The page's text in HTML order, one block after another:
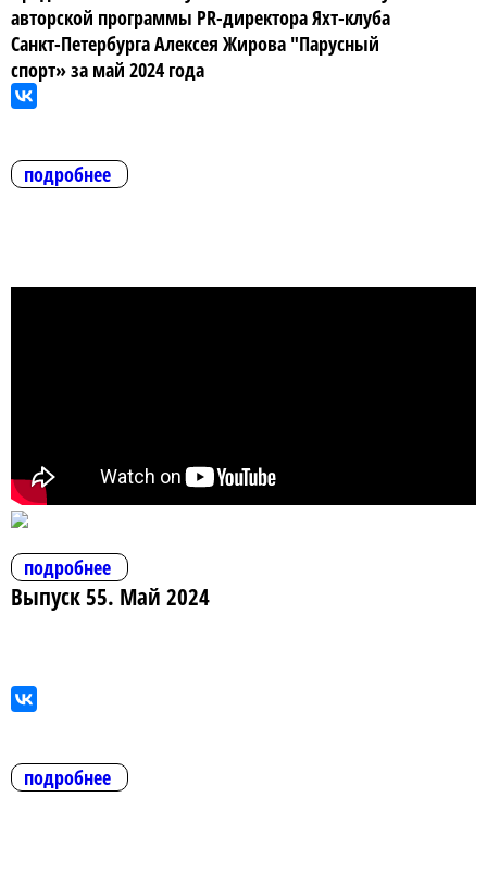
авторской программы PR-директора Яхт-клуба
Санкт-Петербурга Алексея Жирова "Парусный
спорт» за май 2024 года
подробнее
подробнее
Выпуск 55. Май 2024
подробнее